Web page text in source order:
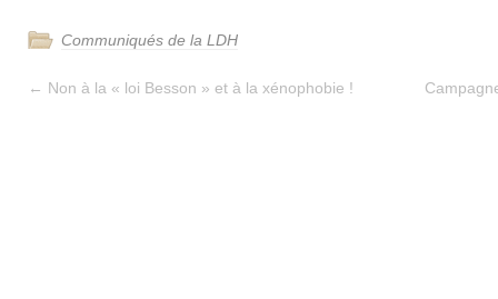
Communiqués de la LDH
← Non à la « loi Besson » et à la xénophobie !